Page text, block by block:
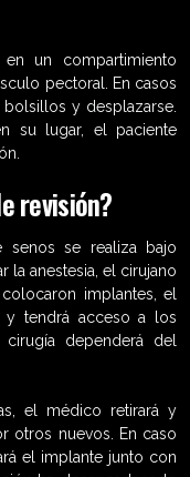
un compartimiento
pectoral. En casos
y desplazarse.
su lugar, el paciente
revisión?
senos se realiza bajo
la anestesia, el cirujano
implantes, el
y tendrá acceso a los
dependerá del
el médico retirará y
otros nuevos. En caso
el implante junto con